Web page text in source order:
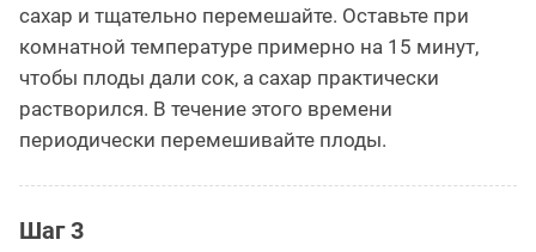
сахар и тщательно перемешайте. Оставьте при
комнатной температуре примерно на 15 минут,
чтобы плоды дали сок, а сахар практически
растворился. В течение этого времени
периодически перемешивайте плоды.
Шаг 3